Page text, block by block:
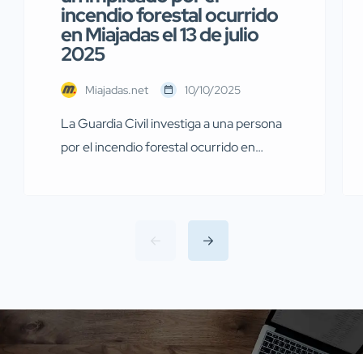
incendio forestal ocurrido
en Miajadas el 13 de julio
2025
Miajadas.net 10/10/2025
La Guardia Civil investiga a una persona
por el incendio forestal ocurrido en
Servicio de Protección de la Naturaleza
(SEPRONA) de la Comandancia de
Cáceres han llevado a cabo
de la provincia de Cáceres relacionadas
con presuntos delitos […]